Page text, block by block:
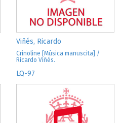
Viñés, Ricardo
Crinoline [Música manuscita] /
Ricardo Viñés.
LQ-97